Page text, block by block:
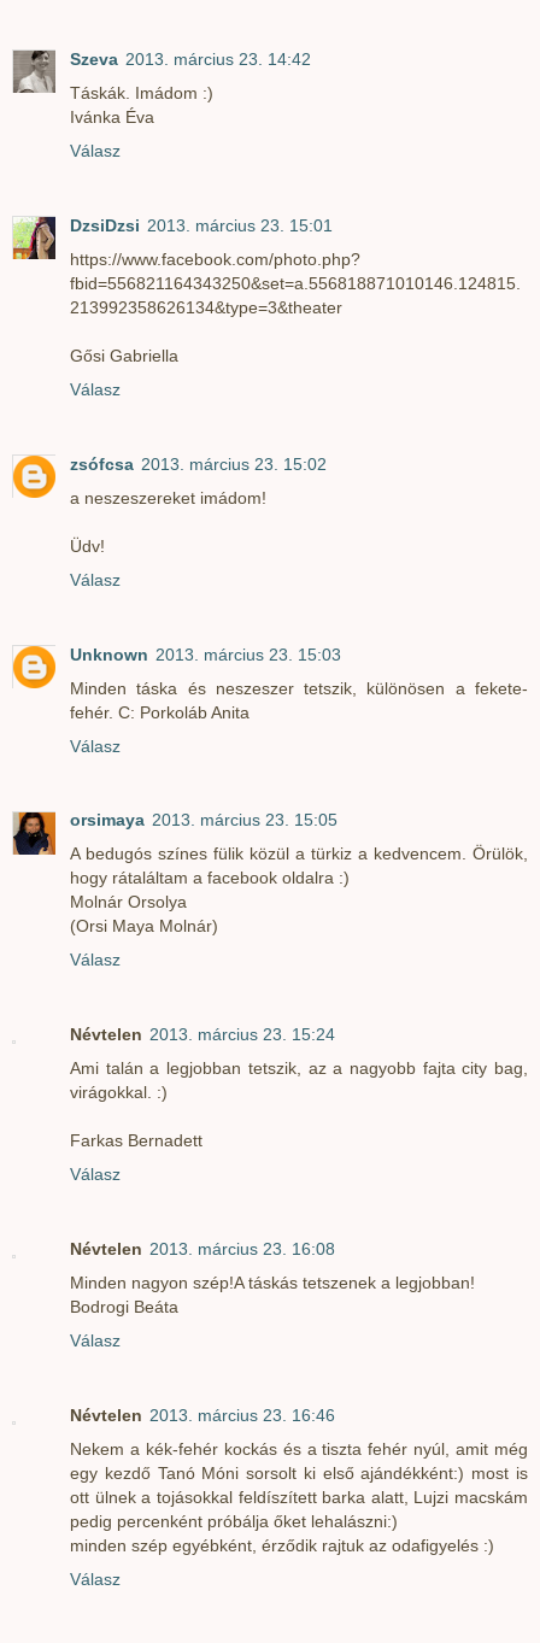
Szeva 2013. március 23. 14:42
Táskák. Imádom :)
Ivánka Éva
Válasz
DzsiDzsi 2013. március 23. 15:01
https://www.facebook.com/photo.php?
fbid=556821164343250&set=a.556818871010146.124815.
213992358626134&type=3&theater
Gősi Gabriella
Válasz
zsófcsa 2013. március 23. 15:02
a neszeszereket imádom!
Üdv!
Válasz
Unknown 2013. március 23. 15:03
Minden táska és neszeszer tetszik, különösen a fekete-
fehér. C: Porkoláb Anita
Válasz
orsimaya 2013. március 23. 15:05
A bedugós színes fülik közül a türkiz a kedvencem. Örülök,
hogy rátaláltam a facebook oldalra :)
Molnár Orsolya
(Orsi Maya Molnár)
Válasz
Névtelen 2013. március 23. 15:24
Ami talán a legjobban tetszik, az a nagyobb fajta city bag,
virágokkal. :)
Farkas Bernadett
Válasz
Névtelen 2013. március 23. 16:08
Minden nagyon szép!A táskás tetszenek a legjobban!
Bodrogi Beáta
Válasz
Névtelen 2013. március 23. 16:46
Nekem a kék-fehér kockás és a tiszta fehér nyúl, amit még
egy kezdő Tanó Móni sorsolt ki első ajándékként:) most is
ott ülnek a tojásokkal feldíszített barka alatt, Lujzi macskám
pedig percenként próbálja őket lehalászni:)
minden szép egyébként, érződik rajtuk az odafigyelés :)
Válasz